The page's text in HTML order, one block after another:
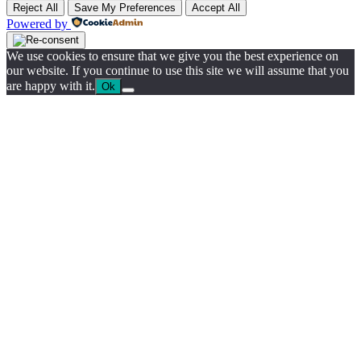
Reject All Save My Preferences Accept All
Powered by
We use cookies to ensure that we give you the best experience on
our website. If you continue to use this site we will assume that you
are happy with it. Ok